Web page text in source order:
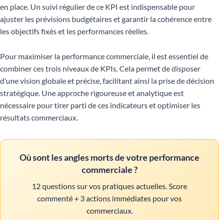
en place. Un suivi régulier de ce KPI est indispensable pour
ajuster les prévisions budgétaires et garantir la cohérence entre
les objectifs fixés et les performances réelles.
Pour maximiser la performance commerciale, il est essentiel de
combiner ces trois niveaux de KPIs. Cela permet de disposer
d’une vision globale et précise, facilitant ainsi la prise de décision
stratégique. Une approche rigoureuse et analytique est
nécessaire pour tirer parti de ces indicateurs et optimiser les
résultats commerciaux.
Où sont les angles morts de votre performance
commerciale ?
12 questions sur vos pratiques actuelles. Score
commenté + 3 actions immédiates pour vos
commerciaux.